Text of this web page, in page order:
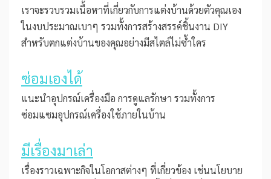
เราจะรวบรวมเนื้อหาที่เกี่ยวกับการแต่งบ้านด้วยตัวคุณเอง
ในงบประมาณเบาๆ รวมทั้งการสร้างสรรค์ชิ้นงาน DIY
สำหรับตกแต่งบ้านของคุณอย่างมีสไตล์ไม่ซ้ำใคร
ซ่อมเองได้
แนะนำอุปกรณ์เครื่องมือ การดูแลรักษา รวมทั้งการ
ซ่อมแซมอุปกรณ์เครื่องใช้ภายในบ้าน
มีเรื่องมาเล่า
เรื่องราวเฉพาะกิจในโอกาสต่างๆ ที่เกี่ยวข้อง เช่นนโยบาย